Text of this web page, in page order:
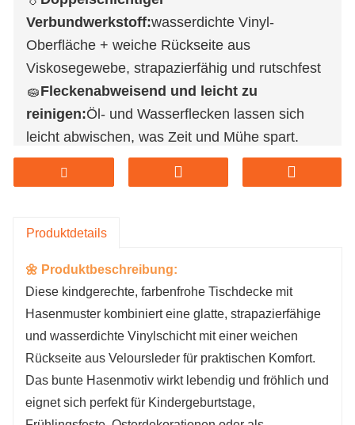
Verbundwerkstoff:wasserdichte Vinyl-
Oberfläche + weiche Rückseite aus
Viskosegewebe, strapazierfähig und rutschfest
🧽Fleckenabweisend und leicht zu
reinigen:Öl- und Wasserflecken lassen sich
leicht abwischen, was Zeit und Mühe spart.
📏Geeignet für verschiedene
Anwendungsszenarien:Geeignet für
andere Feiertagsdekorationen.
wiederverwendbar:umweltfreundlich und
praktisch, leicht zu verstauen, wirtschaftlich und
schön
Wenn Sie an unseren Produkten interessiert
sind, besuchen Sie bitte unsere offizielle
Website für weitere Informationen oder
Produktdetails
🌼 Produktbeschreibung:
Diese kindgerechte, farbenfrohe Tischdecke mit
Hasenmuster kombiniert eine glatte, strapazierfähige
und wasserdichte Vinylschicht mit einer weichen
Rückseite aus Veloursleder für praktischen Komfort.
Das bunte Hasenmotiv wirkt lebendig und fröhlich und
eignet sich perfekt für Kindergeburtstage,